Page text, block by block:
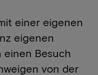
einer eigenen
eigenen
einen Besuch
von der